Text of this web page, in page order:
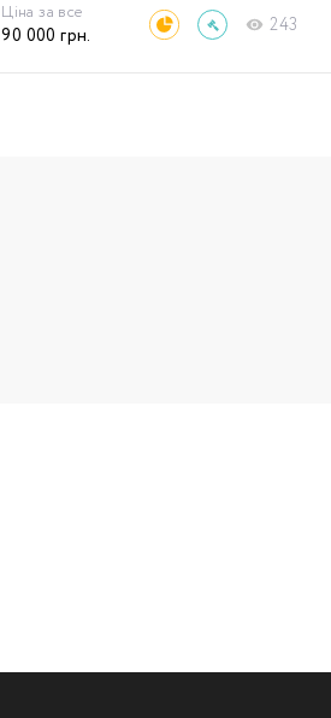
Ціна за все
90 000 грн. 243